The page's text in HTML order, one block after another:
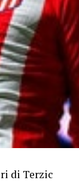
di Terzic